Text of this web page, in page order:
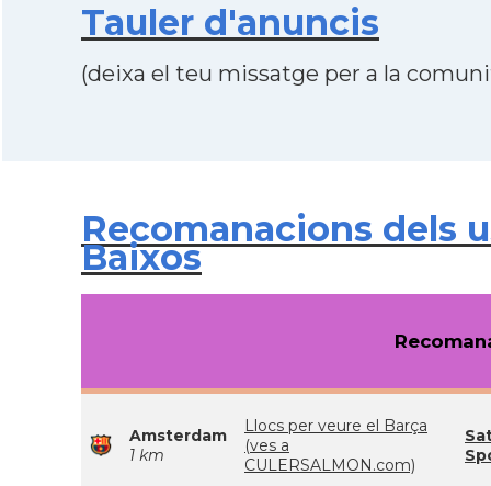
Tauler d'anuncis
(deixa el teu missatge per a la
Recomanacions dels
Baixos
Amsterdam
1 km
Llocs per veure el Barça
(ves a
CULERSALMON.com)